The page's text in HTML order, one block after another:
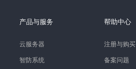
产品与服务
云服务器
智防系统
帮助中心
注册与购买
备案问题